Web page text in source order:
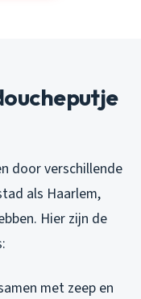
door verschillende
als Haarlem,
Hier zijn de
met zeep en